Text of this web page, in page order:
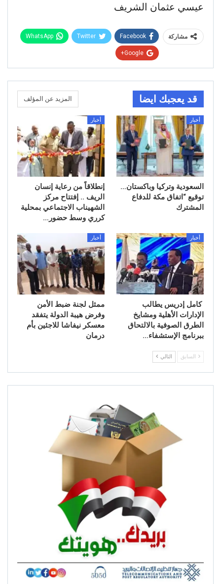
عيسي عثمان الشريف
مشاركة Facebook
Twitter
WhatsApp
Google+
قد يعجبك ايضا المزيد عن المؤلف
أخبار
السعودية وتركيا وباكستان…
توقيع “اتفاق مكة للدفاع
المشترك
أخبار
إنطلاقاً من رعاية إنسان
الريف .. إفتتاح مركز
الشهيناب الاجتماعي بمحلية
كرري وسط حضور…
أخبار
كامل إدريس يطالب
الإدارات الأهلية ومشايخ
الطرق الصوفية بالالتحاق
ببرنامج الإستشفاء…
أخبار
ممثل لجنة ضبط الأمن
وفرض هيبة الدولة يتفقد
معسكر نيفاشا للاجئين بأم
درمان
السابق التالي